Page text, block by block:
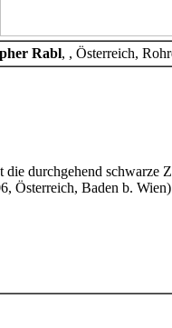
Rabl, , Österreich,
die durchgehend schwarze
Österreich, Baden b. Wien)